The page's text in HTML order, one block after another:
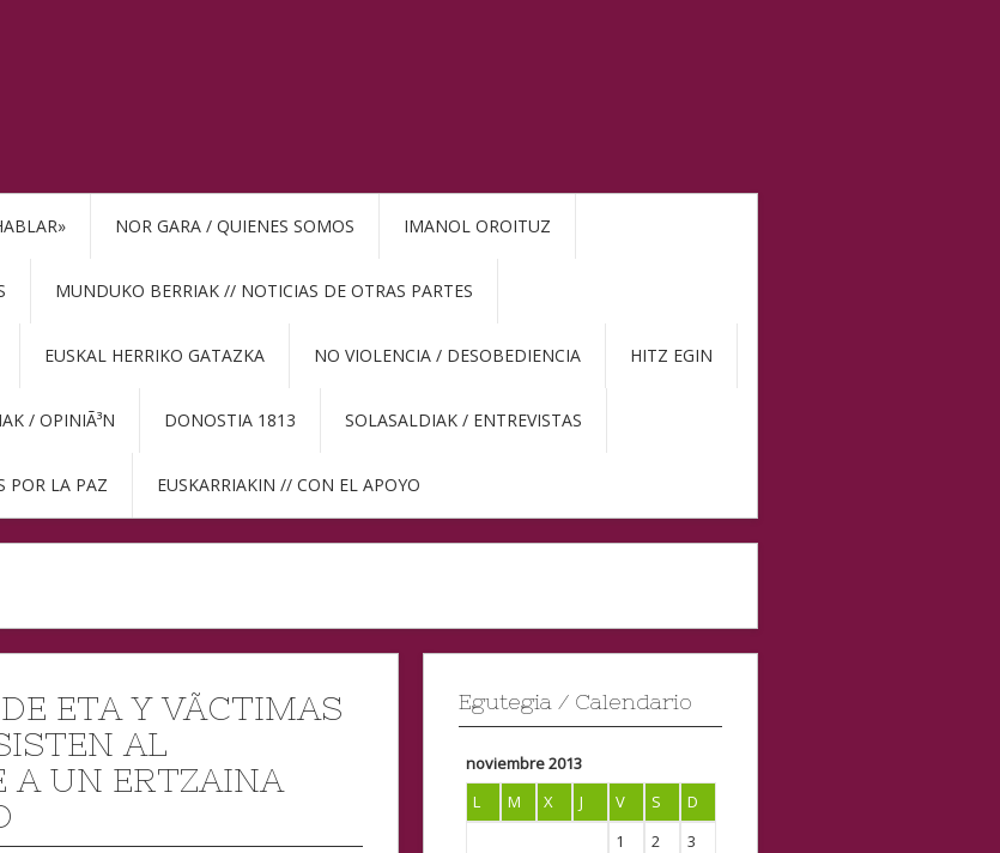
NOR GARA / QUIENES SOMOS IMANOL OROITUZ
MUNDUKO BERRIAK // NOTICIAS DE OTRAS PARTES
EUSKAL HERRIKO GATAZKA NO VIOLENCIA / DESOBEDIENCIA HITZ EGIN
/ OPINIÃ³N DONOSTIA 1813 SOLASALDIAK / ENTREVISTAS
POR LA PAZ EUSKARRIAKIN // CON EL APOYO
ETA Y VÃ­CTIMAS
AL
A UN ERTZAINA
Egutegia / Calendario
noviembre 2013
L
M X J V S
D
1
2
3